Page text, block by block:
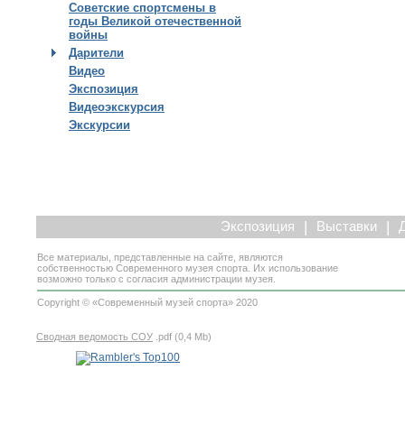
Советские спортсмены в
годы Великой отечественной
войны
Дарители
Видео
Экспозиция
Видеоэкскурсия
Экскурсии
Экспозиция | Выставки |
Все материалы, представленные на сайте, являются
собственностью Современного музея спорта. Их использование
возможно только с согласия администрации музея.
Copyright © «Современный музей спорта» 2020
Сводная ведомость СОУ .pdf (0,4 Mb)